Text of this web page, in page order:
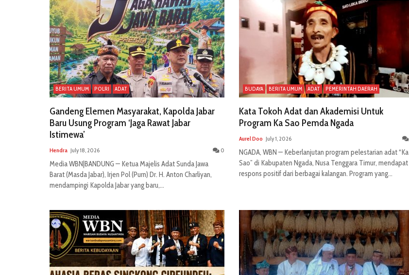
BERITA UMUM POLRI ADAT
Gandeng Elemen Masyarakat, Kapolda Jabar
Baru Usung Program ‘Jaga Rawat Jabar
Istimewa’
Hendra July 18, 2026 0
Media WBN|BANDUNG — Ketua Majelis Adat Sunda Jawa
Barat (Masda Jabar), Irjen Pol (Purn) Dr. H. Anton Charliyan,
mendampingi Kapolda Jabar yang baru,...
BUDAYA BERITA UMUM ADAT PEMERINTAH DAERAH
Kata Tokoh Adat dan Akademisi Untuk
Program Ka Sao Pemda Ngada
Aurel Doo July 1, 2026
NGADA, WBN — Keberlanjutan program pelestarian adat “Ka
Sao” di Kabupaten Ngada, Nusa Tenggara Timur, mendapat
respons positif dari berbagai kalangan. Program yang...